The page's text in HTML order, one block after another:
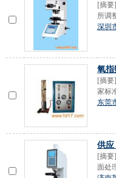
[摘
所调
深圳
氧指
[摘
家标
东莞
供应
[摘
面处